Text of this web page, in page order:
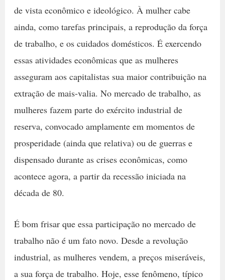
de vista econômico e ideológico. À mulher cabe
ainda, como tarefas principais, a reprodução da força
de trabalho, e os cuidados domésticos. É exercendo
essas atividades econômicas que as mulheres
asseguram aos capitalistas sua maior contribuição na
extração de mais-valia. No mercado de trabalho, as
mulheres fazem parte do exército industrial de
reserva, convocado amplamente em momentos de
prosperidade (ainda que relativa) ou de guerras e
dispensado durante as crises econômicas, como
acontece agora, a partir da recessão iniciada na
década de 80.
É bom frisar que essa participação no mercado de
trabalho não é um fato novo. Desde a revolução
industrial, as mulheres vendem, a preços miseráveis,
a sua força de trabalho. Hoje, esse fenômeno, típico